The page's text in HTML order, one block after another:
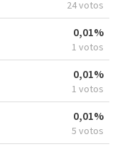
24 votos
0,01%
1 votos
0,01%
1 votos
0,01%
5 votos